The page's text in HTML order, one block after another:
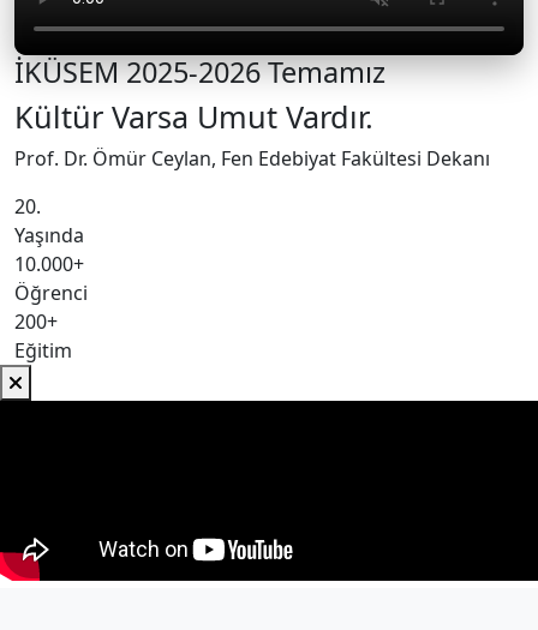
İKÜSEM 2025-2026 Temamız
Kültür Varsa Umut Vardır.
Prof. Dr. Ömür Ceylan, Fen Edebiyat Fakültesi Dekanı
20.
Yaşında
10.000+
Öğrenci
200+
Eğitim